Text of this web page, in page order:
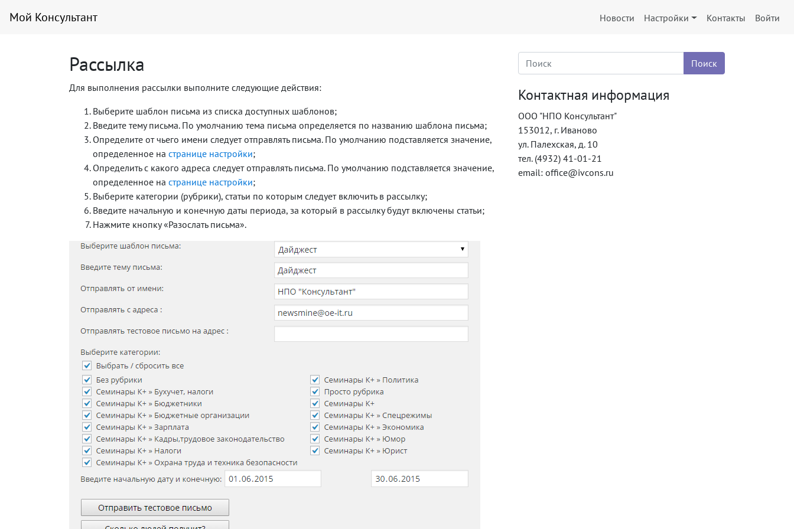
Мой Консультант Новости Настройки Контакты Войти
Рассылка
Для выполнения рассылки выполните следующие действия:
Выберите шаблон письма из списка доступных шаблонов;
Введите тему письма. По умолчанию тема письма определяется по названию шаблона письма;
Определите от чьего имени следует отправлять письма. По умолчанию подставляется значение,
определенное на странице настройки;
Определить с какого адреса следует отправлять письма. По умолчанию подставляется значение,
определенное на странице настройки;
Выберите категории (рубрики), статьи по которым следует включить в рассылку;
Введите начальную и конечную даты периода, за который в рассылку будут включены статьи;
Нажмите кнопку «Разослать письма».
Контактная информация
ООО "НПО Консультант"
153012, г. Иваново
ул. Палехская, д. 10
тел. (4932) 41-01-21
email: office@ivcons.ru